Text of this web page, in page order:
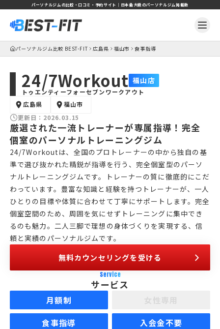
パーソナルジムの比較・口コミ・予約サイト｜日本最大級のパーソナルジム掲載数
パーソナルジム比較 BEST-FIT 広島県 福山市 食事指導
24/7Workout 福山店
トゥエンティーフォーセブンワークアウト
広島県
福山市
更新日： 2026.03.15
厳選された一流トレーナーが専属指導！完全
個室のパーソナルトレーニングジム
24/7Workoutは、全国のプロトレーナーの中から独自の基
準で選び抜かれた精鋭が指導を行う、完全個室型のパーソ
ナルトレーニングジムです。トレーナーの質に徹底的にこだ
わっています。豊富な知識と経験を持つトレーナーが、一人
ひとりの目標や体質に合わせて丁寧にサポートします。完全
個室空間のため、周囲を気にせずトレーニングに集中でき
るのも魅力。二人三脚で理想の身体づくりを実現する、信
頼と実績のパーソナルジムです。
無料カウンセリングを受ける
Service
サービス
月額制
食事指導
入会金不要